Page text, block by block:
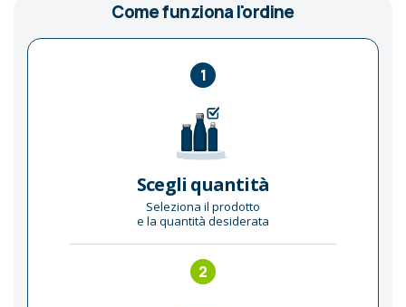
Come funziona l'ordine
1
Scegli quantità
Seleziona il prodotto
e la quantità desiderata
2